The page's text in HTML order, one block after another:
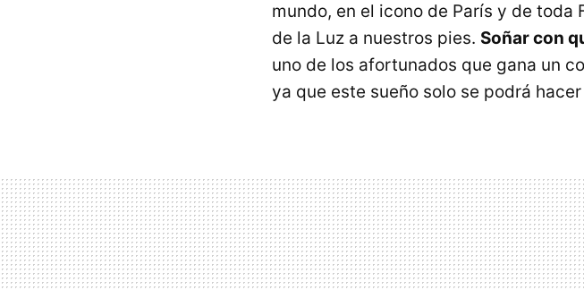
mundo, en el icono de París y de
de la Luz a nuestros pies. Soñar con
uno de los afortunados que gana un
ya que este sueño solo se podrá